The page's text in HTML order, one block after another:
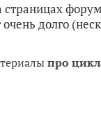
очень долго
про